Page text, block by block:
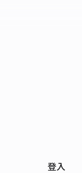
登入